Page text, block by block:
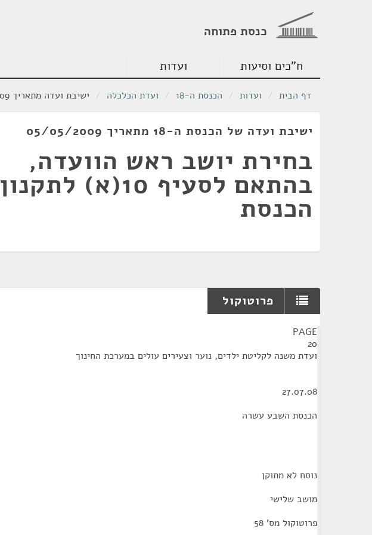
כנסת פתוחה
ח"כים וסיעות ועדות
דף הבית / ועדות / הכנסת ה-18 / ועדת הכלכלה / ישיבת ועדה מתאריך 05/05/2009
ישיבת ועדה של הכנסת ה-18 מתאריך 05/05/2009
בחירת יושב ראש הוועדה,
בהתאם לסעיף 10(א) לתקנון
הכנסת
פרוטוקול
PAGE
20
ועדת משנה לקליטת ילדים, נוער וצעירים עולים במערכת החינוך
27.07.08
הכנסת השבע עשרה
נוסח לא מתוקן
מושב שלישי
פרוטוקול מס' 58